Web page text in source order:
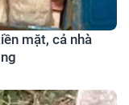
mặt, cả nhà